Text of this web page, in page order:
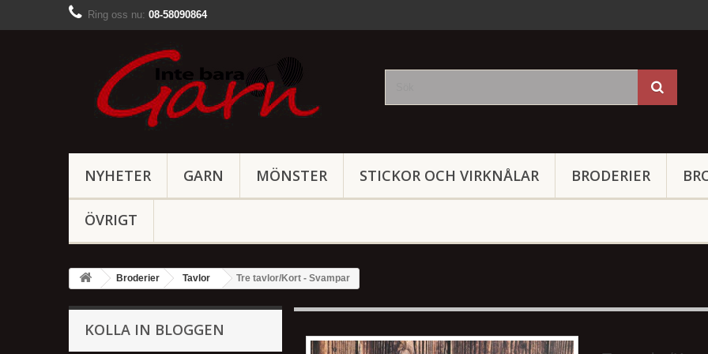
Ring oss nu: 08-58090864
NYHETER GARN MÖNSTER STICKOR OCH VIRKNÅLAR BRODERIER
ÖVRIGT
Broderier Tavlor Tre tavlor/Kort - Svampar
KOLLA IN BLOGGEN